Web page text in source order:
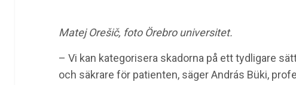
Matej Orešič, foto Örebro universitet.
– Vi kan kategorisera skadorna på ett tydligare
och säkrare för patienten, säger András Büki,